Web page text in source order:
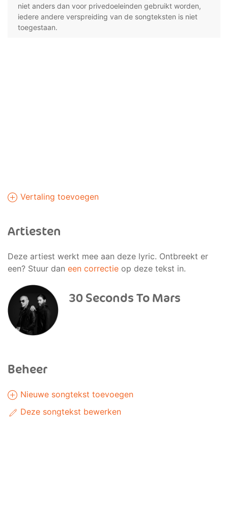
niet anders dan voor privedoeleinden gebruikt worden,
iedere andere verspreiding van de songteksten is niet
toegestaan.
Vertaling toevoegen
Artiesten
Deze artiest werkt mee aan deze lyric. Ontbreekt er
een? Stuur dan een correctie op deze tekst in.
30 Seconds To Mars
Beheer
Nieuwe songtekst toevoegen
Deze songtekst bewerken